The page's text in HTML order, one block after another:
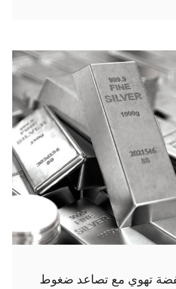
تهوي مع تصاعد ضغوط